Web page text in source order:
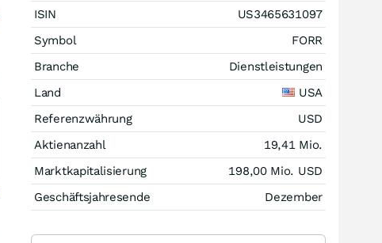
ISIN
US3465631097
Symbol
FORR
Branche
Dienstleistungen
Land
USA
Referenzwährung
USD
Aktienanzahl
19,41 Mio.
Marktkapitalisierung
198,00 Mio. USD
Geschäftsjahresende
Dezember